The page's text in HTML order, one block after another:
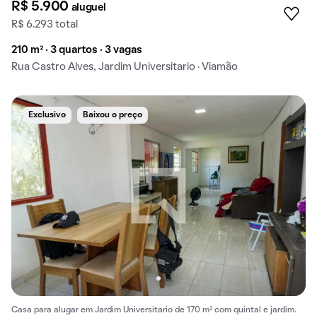
R$ 5.900 aluguel
R$ 6.293 total
210 m² · 3 quartos · 3 vagas
Rua Castro Alves, Jardim Universitario · Viamão
Exclusivo Baixou o preço
Casa para alugar em Jardim Universitario de 170 m² com quintal e jardim.